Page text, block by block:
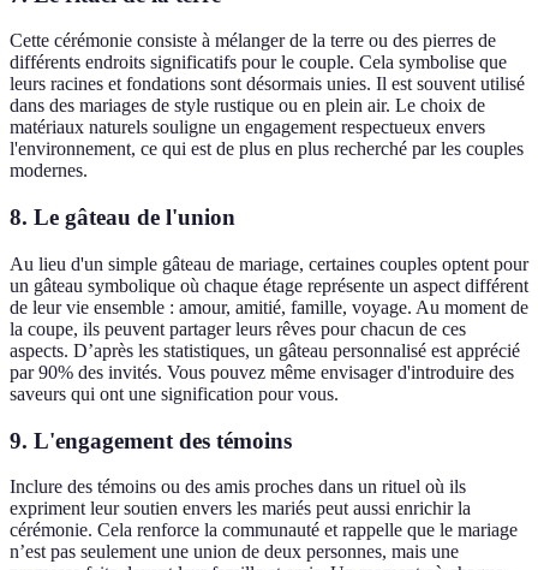
Cette cérémonie consiste à mélanger de la terre ou des pierres de
différents endroits significatifs pour le couple. Cela symbolise que
leurs racines et fondations sont désormais unies. Il est souvent utilisé
dans des mariages de style rustique ou en plein air. Le choix de
matériaux naturels souligne un engagement respectueux envers
l'environnement, ce qui est de plus en plus recherché par les couples
modernes.
8. Le gâteau de l'union
Au lieu d'un simple gâteau de mariage, certaines couples optent pour
un gâteau symbolique où chaque étage représente un aspect différent
de leur vie ensemble : amour, amitié, famille, voyage. Au moment de
la coupe, ils peuvent partager leurs rêves pour chacun de ces
aspects. D’après les statistiques, un gâteau personnalisé est apprécié
par 90% des invités. Vous pouvez même envisager d'introduire des
saveurs qui ont une signification pour vous.
9. L'engagement des témoins
Inclure des témoins ou des amis proches dans un rituel où ils
expriment leur soutien envers les mariés peut aussi enrichir la
cérémonie. Cela renforce la communauté et rappelle que le mariage
n’est pas seulement une union de deux personnes, mais une